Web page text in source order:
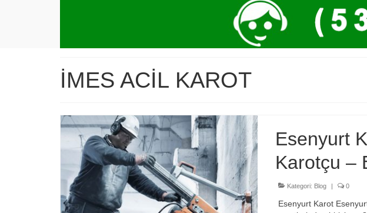
İMES ACİL KAROT
Esenyurt
Karotçu –
Kategori: Blog | 0
Esenyurt Karot